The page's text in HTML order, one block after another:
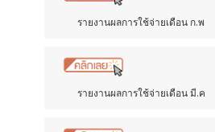
รายงานผลการใช้จ่ายเดือน ก.พ
รายงานผลการใช้จ่ายเดือน มี.ค